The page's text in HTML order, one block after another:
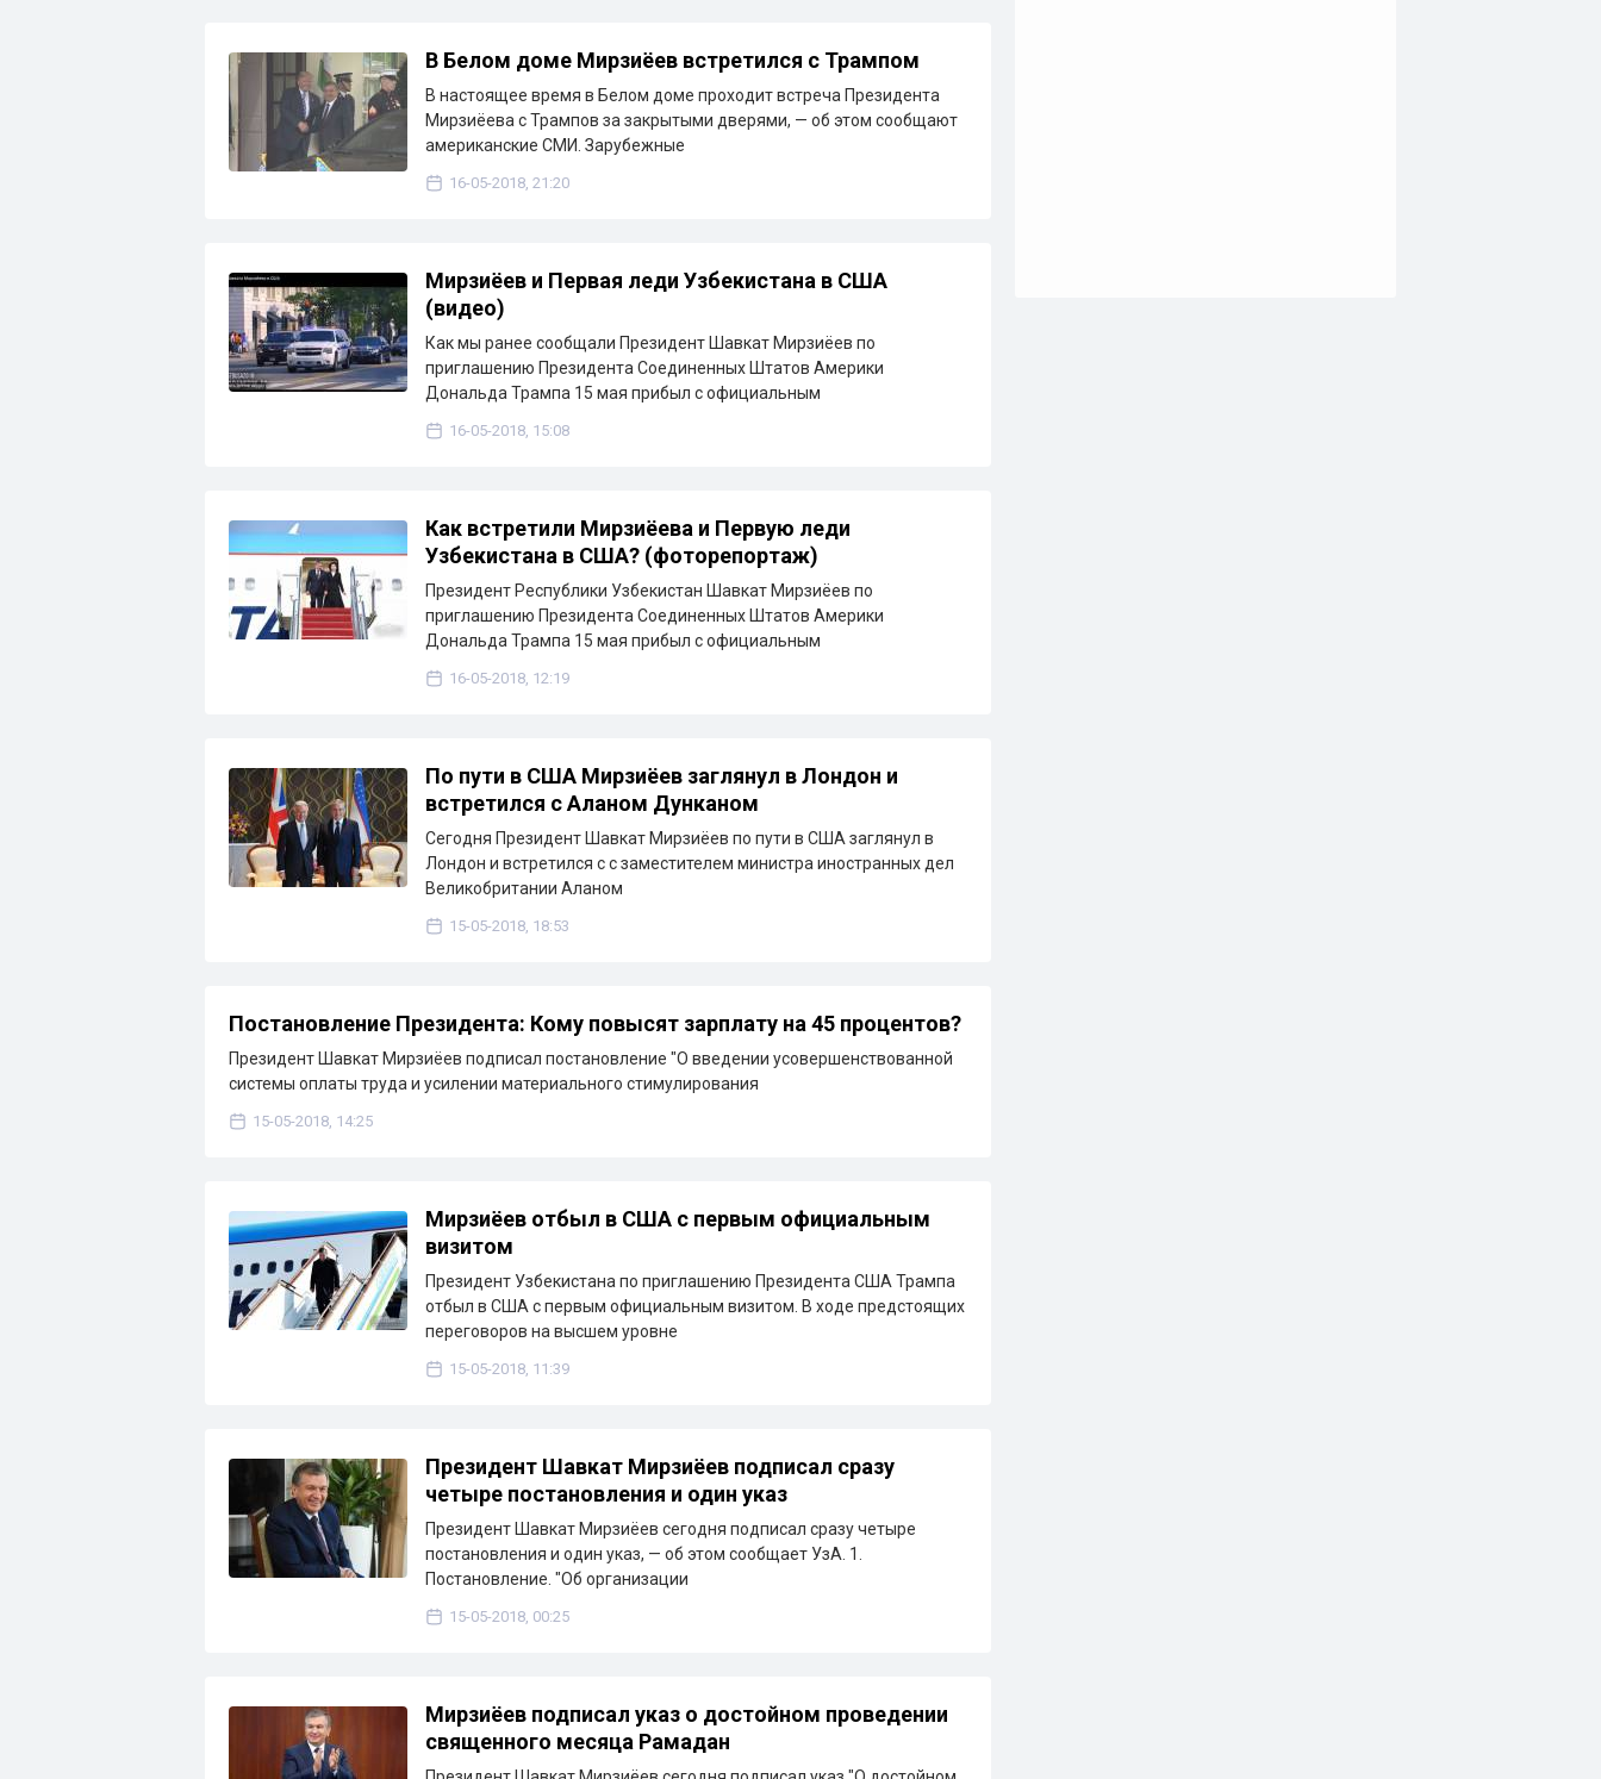
В Белом доме Мирзиёев встретился с Трампом
В настоящее время в Белом доме проходит встреча Президента
Мирзиёева с Трампов за закрытыми дверями, — об этом сообщают
американские СМИ. Зарубежные
16-05-2018, 21:20
Мирзиёев и Первая леди Узбекистана в США
(видео)
Как мы ранее сообщали Президент Шавкат Мирзиёев по
приглашению Президента Соединенных Штатов Америки
Дональда Трампа 15 мая прибыл с официальным
16-05-2018, 15:08
Как встретили Мирзиёева и Первую леди
Узбекистана в США? (фоторепортаж)
Президент Республики Узбекистан Шавкат Мирзиёев по
приглашению Президента Соединенных Штатов Америки
Дональда Трампа 15 мая прибыл с официальным
16-05-2018, 12:19
По пути в США Мирзиёев заглянул в Лондон и
встретился с Аланом Дунканом
Сегодня Президент Шавкат Мирзиёев по пути в США заглянул в
Лондон и встретился с с заместителем министра иностранных дел
Великобритании Аланом
15-05-2018, 18:53
Постановление Президента: Кому повысят зарплату на 45 процентов?
Президент Шавкат Мирзиёев подписал постановление "О введении усовершенствованной
системы оплаты труда и усилении материального стимулирования
15-05-2018, 14:25
Мирзиёев отбыл в США с первым официальным
визитом
Президент Узбекистана по приглашению Президента США Трампа
отбыл в США с первым официальным визитом. В ходе предстоящих
переговоров на высшем уровне
15-05-2018, 11:39
Президент Шавкат Мирзиёев подписал сразу
четыре постановления и один указ
Президент Шавкат Мирзиёев сегодня подписал сразу четыре
постановления и один указ, — об этом сообщает УзА. 1.
Постановление. "Об организации
15-05-2018, 00:25
Мирзиёев подписал указ о достойном проведении
священного месяца Рамадан